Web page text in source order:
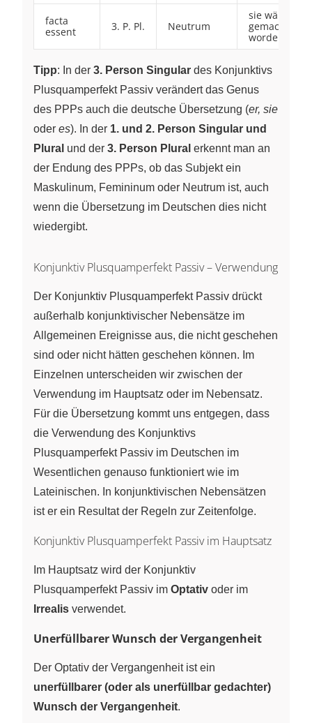
facta
essent
3. P. Pl. Neutrum
sie wären
gemacht
worden
Tipp: In der 3. Person Singular des Konjunktivs
Plusquamperfekt Passiv verändert das Genus
des PPPs auch die deutsche Übersetzung (er, sie
oder es). In der 1. und 2. Person Singular und
Plural und der 3. Person Plural erkennt man an
der Endung des PPPs, ob das Subjekt ein
Maskulinum, Femininum oder Neutrum ist, auch
wenn die Übersetzung im Deutschen dies nicht
wiedergibt.
Konjunktiv Plusquamperfekt Passiv – Verwendung
Der Konjunktiv Plusquamperfekt Passiv drückt
außerhalb konjunktivischer Nebensätze im
Allgemeinen Ereignisse aus, die nicht geschehen
sind oder nicht hätten geschehen können. Im
Einzelnen unterscheiden wir zwischen der
Verwendung im Hauptsatz oder im Nebensatz.
Für die Übersetzung kommt uns entgegen, dass
die Verwendung des Konjunktivs
Plusquamperfekt Passiv im Deutschen im
Wesentlichen genauso funktioniert wie im
Lateinischen. In konjunktivischen Nebensätzen
ist er ein Resultat der Regeln zur Zeitenfolge.
Konjunktiv Plusquamperfekt Passiv im Hauptsatz
Im Hauptsatz wird der Konjunktiv
Plusquamperfekt Passiv im Optativ oder im
Irrealis verwendet.
Unerfüllbarer Wunsch der Vergangenheit
Der Optativ der Vergangenheit ist ein
unerfüllbarer (oder als unerfüllbar gedachter)
Wunsch der Vergangenheit.